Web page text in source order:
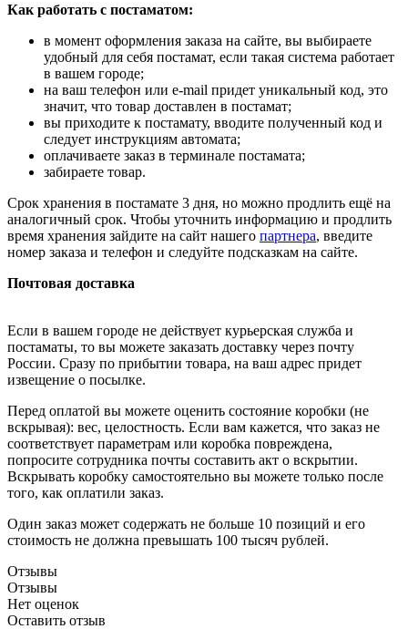
Как работать с постаматом:
в момент оформления заказа на сайте, вы выбираете
удобный для себя постамат, если такая система работает
в вашем городе;
на ваш телефон или e-mail придет уникальный код, это
значит, что товар доставлен в постамат;
вы приходите к постамату, вводите полученный код и
следует инструкциям автомата;
оплачиваете заказ в терминале постамата;
забираете товар.
Срок хранения в постамате 3 дня, но можно продлить ещё на
аналогичный срок. Чтобы уточнить информацию и продлить
время хранения зайдите на сайт нашего партнера, введите
номер заказа и телефон и следуйте подсказкам на сайте.
Почтовая доставка
Если в вашем городе не действует курьерская служба и
постаматы, то вы можете заказать доставку через почту
России. Сразу по прибытии товара, на ваш адрес придет
извещение о посылке.
Перед оплатой вы можете оценить состояние коробки (не
вскрывая): вес, целостность. Если вам кажется, что заказ не
соответствует параметрам или коробка повреждена,
попросите сотрудника почты составить акт о вскрытии.
Вскрывать коробку самостоятельно вы можете только после
того, как оплатили заказ.
Один заказ может содержать не больше 10 позиций и его
стоимость не должна превышать 100 тысяч рублей.
Отзывы
Отзывы
Нет оценок
Оставить отзыв